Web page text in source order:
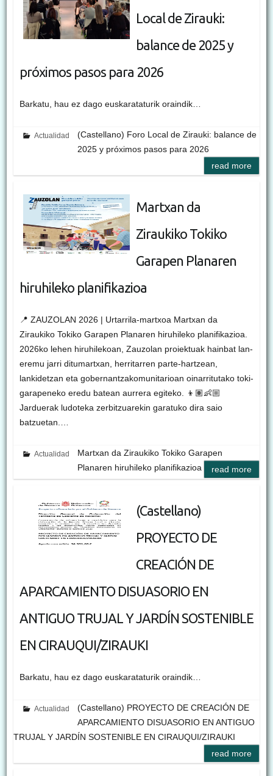
Local de Zirauki:
balance de 2025 y
próximos pasos para 2026
Barkatu, hau ez dago euskarataturik oraindik…
Actualidad
(Castellano) Foro Local de Zirauki: balance de
2025 y próximos pasos para 2026
read more
Martxan da
Ziraukiko Tokiko
Garapen Planaren
hiruhileko planifikazioa
📍 ZAUZOLAN 2026 | Urtarrila-martxoa Martxan da
Ziraukiko Tokiko Garapen Planaren hiruhileko planifikazioa.
2026ko lehen hiruhilekoan, Zauzolan proiektuak hainbat lan-
eremu jarri ditumartxan, herritarren parte-hartzean,
lankidetzan eta gobernantzakomunitarioan oinarritutako toki-
garapeneko eredu batean aurrera egiteko. 👦🏽👶🏼
Jarduerak ludoteka zerbitzuarekin garatuko dira saio
batzuetan.…
Actualidad
Martxan da Ziraukiko Tokiko Garapen
Planaren hiruhileko planifikazioa
read more
(Castellano)
PROYECTO DE
CREACIÓN DE
APARCAMIENTO DISUASORIO EN
ANTIGUO TRUJAL Y JARDÍN SOSTENIBLE
EN CIRAUQUI/ZIRAUKI
Barkatu, hau ez dago euskarataturik oraindik…
Actualidad
(Castellano) PROYECTO DE CREACIÓN DE
APARCAMIENTO DISUASORIO EN ANTIGUO
TRUJAL Y JARDÍN SOSTENIBLE EN CIRAUQUI/ZIRAUKI
read more